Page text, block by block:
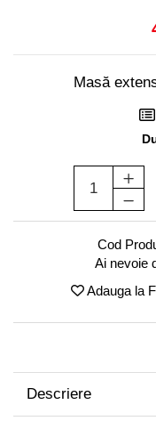
Scaune exterior
Suport Umbrele
Decoratiuni interioare
Ghivece si jardiniere
Accesorii pentru servire
Masă
Cod
Ai nevoie
Adauga la
Descriere